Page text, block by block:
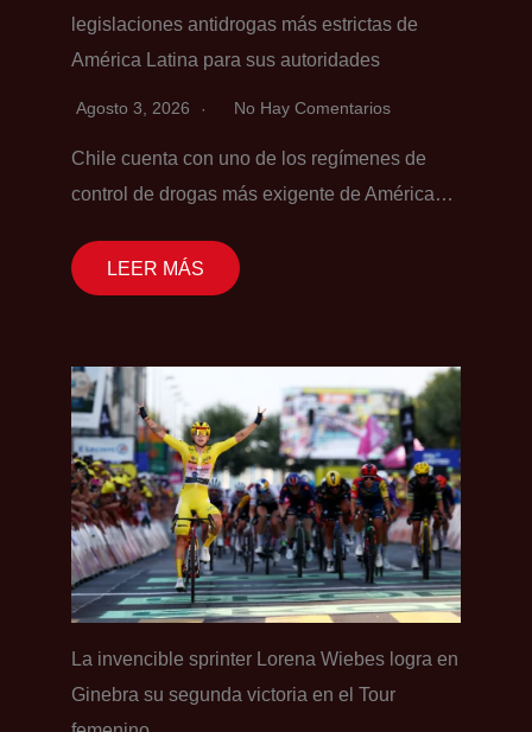
legislaciones antidrogas más estrictas de
América Latina para sus autoridades
Agosto 3, 2026 No Hay Comentarios
Chile cuenta con uno de los regímenes de
control de drogas más exigente de América…
LEER MÁS
La invencible sprinter Lorena Wiebes logra en
Ginebra su segunda victoria en el Tour